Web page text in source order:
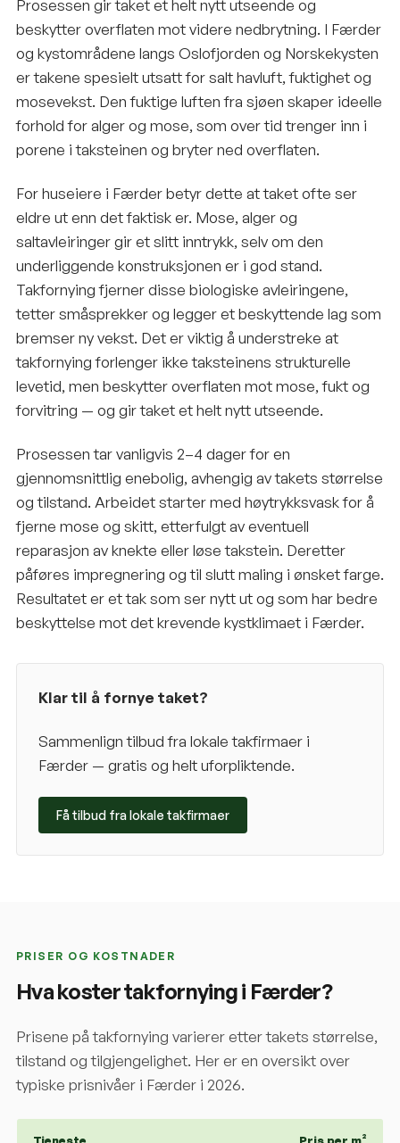
Prosessen gir taket et helt nytt utseende og
beskytter overflaten mot videre nedbrytning. I Færder
og kystområdene langs Oslofjorden og Norskekysten
er takene spesielt utsatt for salt havluft, fuktighet og
mosevekst. Den fuktige luften fra sjøen skaper ideelle
forhold for alger og mose, som over tid trenger inn i
porene i taksteinen og bryter ned overflaten.
For huseiere i Færder betyr dette at taket ofte ser
eldre ut enn det faktisk er. Mose, alger og
saltavleiringer gir et slitt inntrykk, selv om den
underliggende konstruksjonen er i god stand.
Takfornying fjerner disse biologiske avleiringene,
tetter småsprekker og legger et beskyttende lag som
bremser ny vekst. Det er viktig å understreke at
takfornying forlenger ikke taksteinens strukturelle
levetid, men beskytter overflaten mot mose, fukt og
forvitring — og gir taket et helt nytt utseende.
Prosessen tar vanligvis 2–4 dager for en
gjennomsnittlig enebolig, avhengig av takets størrelse
og tilstand. Arbeidet starter med høytrykksvask for å
fjerne mose og skitt, etterfulgt av eventuell
reparasjon av knekte eller løse takstein. Deretter
påføres impregnering og til slutt maling i ønsket farge.
Resultatet er et tak som ser nytt ut og som har bedre
beskyttelse mot det krevende kystklimaet i Færder.
Klar til å fornye taket?
Sammenlign tilbud fra lokale takfirmaer i
Færder — gratis og helt uforpliktende.
Få tilbud fra lokale takfirmaer
PRISER OG KOSTNADER
Hva koster takfornying i Færder?
Prisene på takfornying varierer etter takets størrelse,
tilstand og tilgjengelighet. Her er en oversikt over
typiske prisnivåer i Færder i 2026.